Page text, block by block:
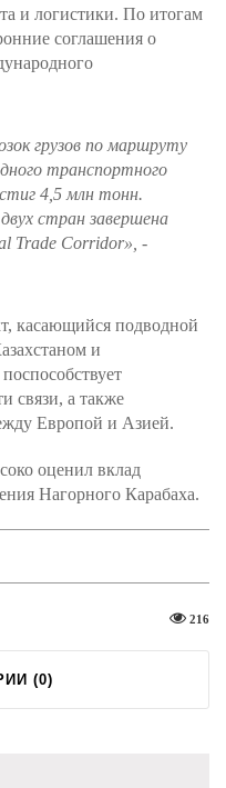
и логистики. По итогам
соглашения о
грузов по маршруту
транспортного
4,5 млн тонн.
стран завершена
Trade Corridor» , -
касающийся подводной
и
связи, а также
Европой и Азией.
оценил вклад
Нагорного Карабаха.
216
(0)